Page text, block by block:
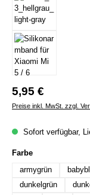
Regulärer Preis:
5,95 €
Preise inkl. MwSt. zzgl.
Sofort verfügbar,
Farbeauswählen
armygrün
dunkelgrün